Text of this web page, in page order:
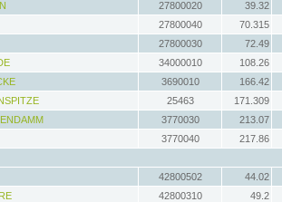
27800020 39.32
27800040 70.315
27800030 72.49
34000010 108.26
3690010 166.42
25463 171.309
3770030 213.07
3770040 217.86
42800502 44.02
42800310 49.2